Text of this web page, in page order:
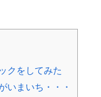
クをしてみた
いまいち・・・